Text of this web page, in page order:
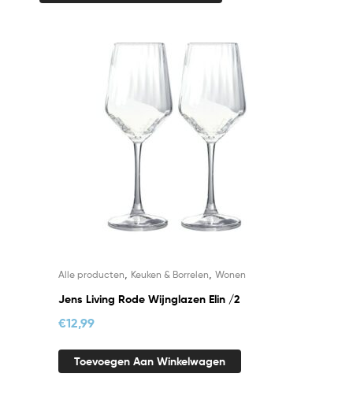
Alle producten Keuken & Borrelen Wonen
Jens Living Rode Wijnglazen Elin /2
€12,99
Toevoegen Aan Winkelwagen